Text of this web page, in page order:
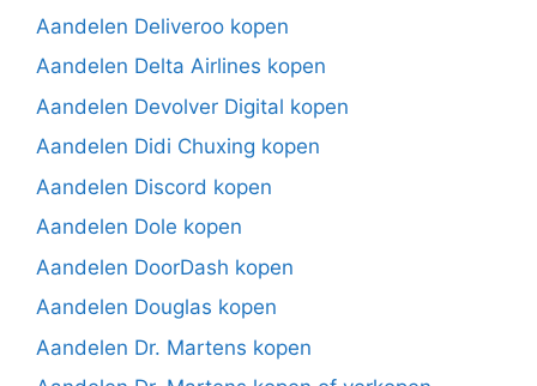
Aandelen Deliveroo kopen
Aandelen Delta Airlines kopen
Aandelen Devolver Digital kopen
Aandelen Didi Chuxing kopen
Aandelen Discord kopen
Aandelen Dole kopen
Aandelen DoorDash kopen
Aandelen Douglas kopen
Aandelen Dr. Martens kopen